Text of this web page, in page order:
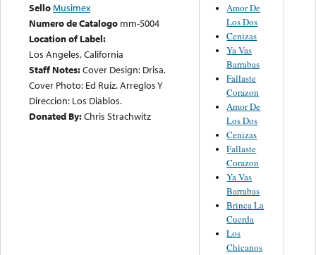
SelloMusimex
Numero de Catalogo mm-5004
Location of Label:
Los Angeles, California
Staff Notes:Cover Design: Drisa.
Cover Photo: Ed Ruiz. Arreglos Y
Direccion: Los Diablos.
Donated By:Chris Strachwitz
Amor De
Los Dos
Cenizas
Ya Vas
Barrabas
Fallaste
Corazon
Amor De
Los Dos
Cenizas
Fallaste
Corazon
Ya Vas
Barrabas
Brinca La
Cuerda
Los
Chicanos